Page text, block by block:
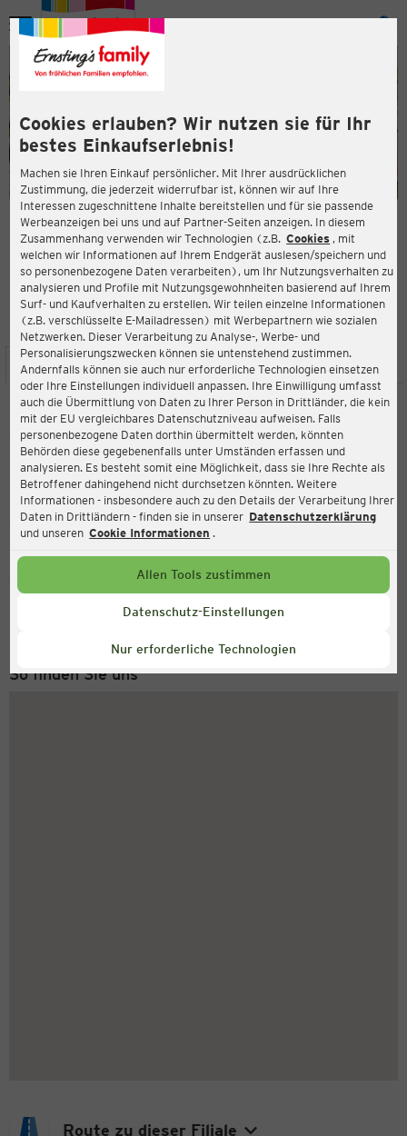
Cookies erlauben? Wir nutzen sie für Ihr
bestes Einkaufserlebnis!
Machen sie Ihren Einkauf persönlicher. Mit Ihrer ausdrücklichen
Zustimmung, die jederzeit widerrufbar ist, können wir auf Ihre
Interessen zugeschnittene Inhalte bereitstellen und für sie passende
Werbeanzeigen bei uns und auf Partner-Seiten anzeigen. In diesem
Zusammenhang verwenden wir Technologien (z.B. Cookies , mit
welchen wir Informationen auf Ihrem Endgerät auslesen/speichern und
so personenbezogene Daten verarbeiten), um Ihr Nutzungsverhalten zu
analysieren und Profile mit Nutzungsgewohnheiten basierend auf Ihrem
Surf- und Kaufverhalten zu erstellen. Wir teilen einzelne Informationen
(z.B. verschlüsselte E-Mailadressen) mit Werbepartnern wie sozialen
Netzwerken. Dieser Verarbeitung zu Analyse-, Werbe- und
Personalisierungszwecken können sie untenstehend zustimmen.
Andernfalls können sie auch nur erforderliche Technologien einsetzen
oder Ihre Einstellungen individuell anpassen. Ihre Einwilligung umfasst
auch die Übermittlung von Daten zu Ihrer Person in Drittländer, die kein
mit der EU vergleichbares Datenschutzniveau aufweisen. Falls
personenbezogene Daten dorthin übermittelt werden, könnten
Behörden diese gegebenenfalls unter Umständen erfassen und
analysieren. Es besteht somit eine Möglichkeit, dass sie Ihre Rechte als
Betroffener dahingehend nicht durchsetzen könnten. Weitere
Informationen - insbesondere auch zu den Details der Verarbeitung Ihrer
Daten in Drittländern - finden sie in unserer Datenschutzerklärung
und unseren Cookie Informationen .
Allen Tools zustimmen
Datenschutz-Einstellungen
Nur erforderliche Technologien
Menü
ERNSTING'S FAMILY FILIALE
Markt 18
49740 Haselünne
4,3
Bewertung:
STANDORT SERVICES SORTIMENT AKTIONEN
Ernsting's family
Markt 18, 49740 Haselünne
Aktuell:
Geschlossen
Service Hotline
+49 (0) 2546 / 98 999 98
So finden Sie uns
Route zu dieser Filiale